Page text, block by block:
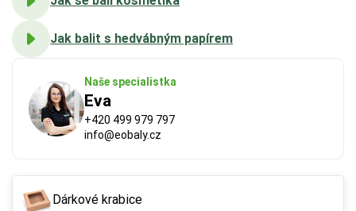
Naše specialistka
Eva
+420 499 979 797
info@eobaly.cz
Jak balit s hedvábným papírem
Dárkové krabice